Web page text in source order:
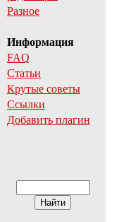
Разное
Информация
FAQ
Статьи
Крутые советы
Ссылки
Добавить плагин